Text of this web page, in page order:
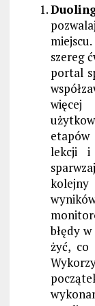
szereg
portal
etapów
lekcji i
kolejny
błędy
żyć, co